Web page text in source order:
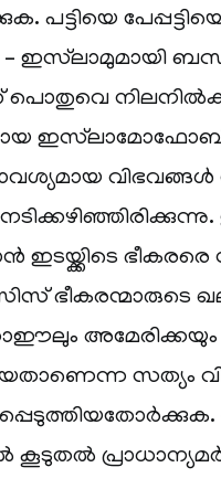
പട്ടിയെ
ഇസ്‌ലാമുമായി
വിഭവങ്ങൾ
ഇടയ്ക്കിടെ
ഭീകരന്മാരുടെ
അമേരിക്കയും
കൂടുതൽ